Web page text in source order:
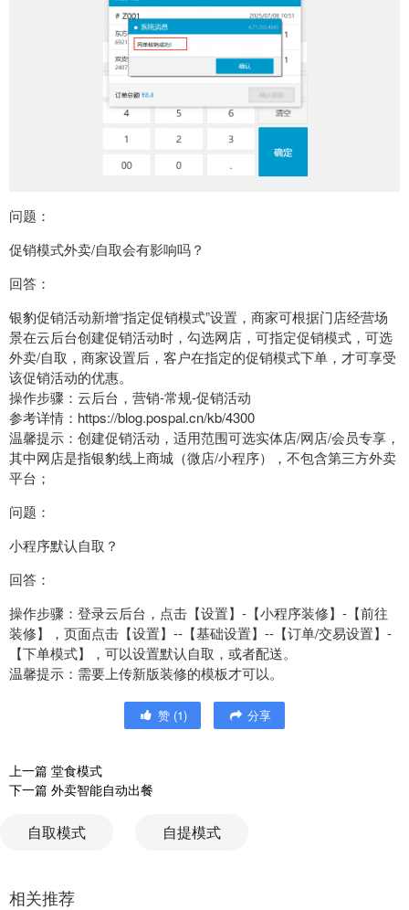
问题：
促销模式外卖/自取会有影响吗？
回答：
银豹促销活动新增“指定促销模式”设置，商家可根据门店经营场
景在云后台创建促销活动时，勾选网店，可指定促销模式，可选
外卖/自取，商家设置后，客户在指定的促销模式下单，才可享受
该促销活动的优惠。
操作步骤：云后台，营销-常规-促销活动
参考详情：https://blog.pospal.cn/kb/4300
温馨提示：创建促销活动，适用范围可选实体店/网店/会员专享，
其中网店是指银豹线上商城（微店/小程序），不包含第三方外卖
平台；
问题：
小程序默认自取？
回答：
操作步骤：登录云后台，点击【设置】-【小程序装修】-【前往
装修】，页面点击【设置】--【基础设置】--【订单/交易设置】-
【下单模式】，可以设置默认自取，或者配送。
温馨提示：需要上传新版装修的模板才可以。
赞 (1) 分享
上一篇 堂食模式
下一篇 外卖智能自动出餐
自取模式 自提模式
相关推荐